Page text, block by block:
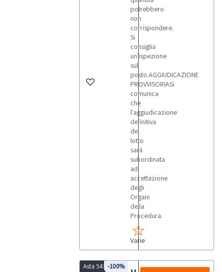
potrebbero
non
corrispondere.
Si
consiglia
un'ispezione
sul
posto.AGGIUDICAZIONE
PROVVISORIASi
comunica
che
l'aggiudicazione
definitiva
del
lotto
sarà
subordinata
ad
accettazione
degli
Organi
della
Procedura.
Varie
Asta 5453-100%